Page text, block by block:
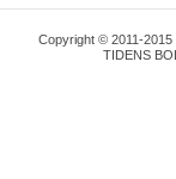
Copyright © 2011-2015
TIDENS